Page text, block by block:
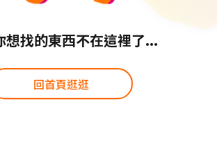
想找的東西不在這裡了...
回首頁逛逛